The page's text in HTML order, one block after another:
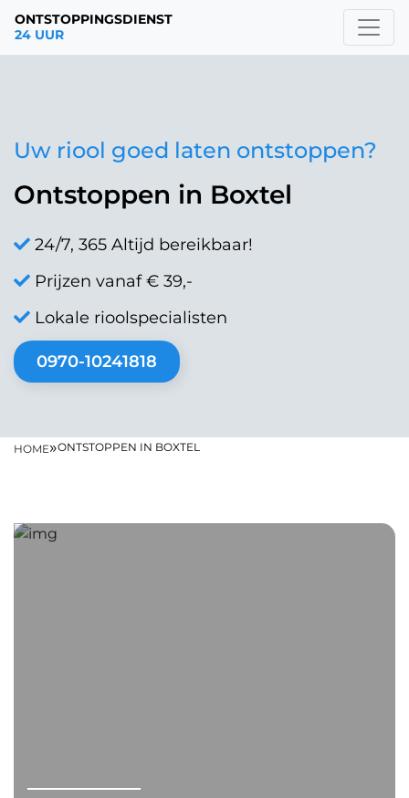
ONTSTOPPINGSDIENST
24 UUR
Uw riool goed laten ontstoppen?
Ontstoppen in Boxtel
24/7, 365 Altijd bereikbaar!
Prijzen vanaf € 39,-
Lokale rioolspecialisten
0970-10241818
HOME»ONTSTOPPEN IN BOXTEL